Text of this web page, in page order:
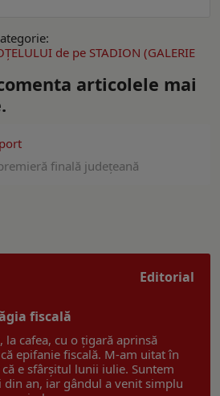
de pe STADION (GALERIE
articolele mai
finală judeţeană
Editorial
fiscală
la cafea, cu o țigară aprinsă
epifanie fiscală. M-am uitat în
e sfârșitul lunii iulie. Suntem
din an, iar gândul a venit simplu